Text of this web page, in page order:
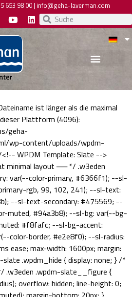
653 98 00| info@geha-laverman.com
ist länger als die maximal
Plattform (4096):
geha-
wp-content/uploads/wpdm-
WPDM Template: Slate -->
minimal layout ── */ .w3eden
var(--color-primary, #6366f1); --sl-
rgb, 99, 102, 241); --sl-text:
--sl-text-secondary: #475569; --
muted, #94a3b8); --sl-bg: var(--bg-
#f8fafc; --sl-bg-accent:
color-border, #e2e8f0); --sl-radius:
ease; max-width: 1600px; margin:
.wpdm_hide { display: none; } /*
.w3eden .wpdm-slate__figure {
overflow: hidden; line-height: 0;